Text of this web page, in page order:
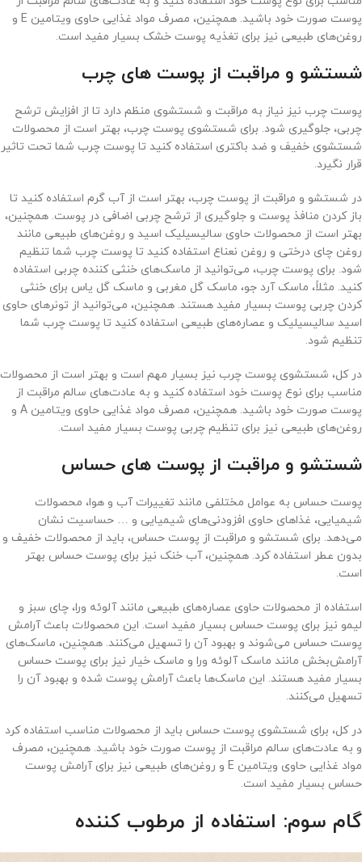
پوست صورت خود باشید. همچنین، مصرف مواد غذایی حاوی ویتامین E و
روغن‌های طبیعی نیز برای تغذیه پوست خشک بسیار مفید است.
شستشو و مراقبت از پوست های چرب
پوست چرب نیز نیاز به مراقبت و شستشوی منظم دارد تا از افزایش ترشح
چربی، جلوگیری شود. برای شستشوی پوست چرب، بهتر است از محصولات
شستشوی خفیف و ضد باکتری استفاده کنید تا پوست چرب شما تحت تاثیر
قرار نگیرد.
در شستشو و مراقبت از پوست چرب، بهتر است از آب گرم استفاده کنید تا
باز کردن منافذ پوست و جلوگیری از ترشح چربی اضافی در پوست. همچنین،
بهتر است از محصولات حاوی سالیسیلیک اسید و روغن‌های طبیعی مانند
روغن چای درختی و روغن نعناع استفاده کنید تا پوست چرب شما تنظیم
شود. برای پوست چرب، می‌توانید از ماسک‌های خنثی کننده چربی استفاده
کنید. مثلاً، ماسک آرد جو، ماسک گل مغربی و ماسک گل یاس برای خنثی
کردن چربی پوست بسیار مفید هستند. همچنین، می‌توانید از تونر‌های حاوی
اسید سالیسیلیک و عصاره‌های طبیعی استفاده کنید تا پوست چرب شما
تنظیم شود.
در کل، شستشوی پوست چرب نیز بسیار مهم است و بهتر است از محصولات
مناسب برای نوع پوست خود استفاده کنید و به عادت‌های سالم مراقبت از
پوست صورت خود باشید. همچنین، مصرف مواد غذایی حاوی ویتامین A و
روغن‌های طبیعی نیز برای تنظیم چربی پوست بسیار مفید است.
شستشو و مراقبت از پوست های حساس
پوست حساس به عوامل مختلفی مانند تغییرات آب و هوا، محصولات
شیمیایی، غذاهای حاوی افزودنی‌های شیمیایی و … حساسیت نشان
می‌دهد. برای شستشو و مراقبت از پوست حساس، باید از محصولات خفیف و
بدون عطر استفاده کرد. همچنین، آب خنک نیز برای پوست حساس بهتر
است.
استفاده از محصولات حاوی عصاره‌های طبیعی مانند آلوئه ورا، چای سبز و
لیمو نیز برای پوست حساس بسیار مفید است. این محصولات باعث آرامش
پوست حساس می‌شوند و بهبود آن را تسهیل می‌کنند. همچنین، ماسک‌های
آرامش‌بخش مانند ماسک آلوئه ورا و ماسک خیار نیز برای پوست حساس
بسیار مفید هستند. این ماسک‌ها باعث آرامش پوست شده و بهبود آن را
تسهیل می‌کنند.
در کل، برای شستشوی پوست حساس باید از محصولات مناسب استفاده کرد
و به عادت‌های سالم مراقبت از پوست صورت خود باشید. همچنین، مصرف
مواد غذایی حاوی ویتامین E و روغن‌های طبیعی نیز برای آرامش پوست
حساس بسیار مفید است.
گام سوم: استفاده از مرطوب کننده